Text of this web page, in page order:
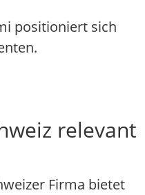
positioniert sich
relevant
Firma bietet